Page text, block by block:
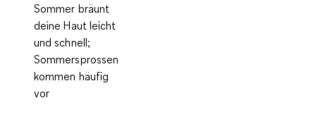
Sommer bräunt
deine Haut leicht
und schnell;
Sommersprossen
kommen häufig
vor